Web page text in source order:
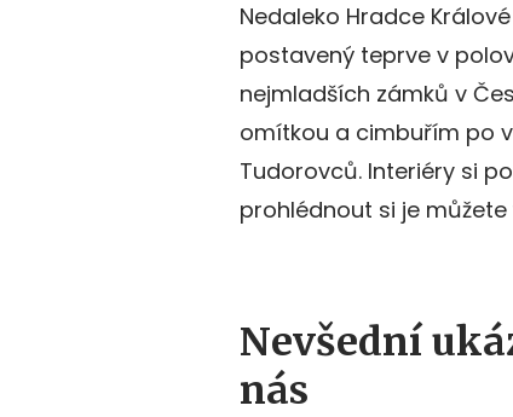
Nedaleko Hradce
postavený teprve v
nejmladších zámků v
omítkou a cimbuřím po
Tudorovců. Interiéry si
prohlédnout si je
Nevšední
nás